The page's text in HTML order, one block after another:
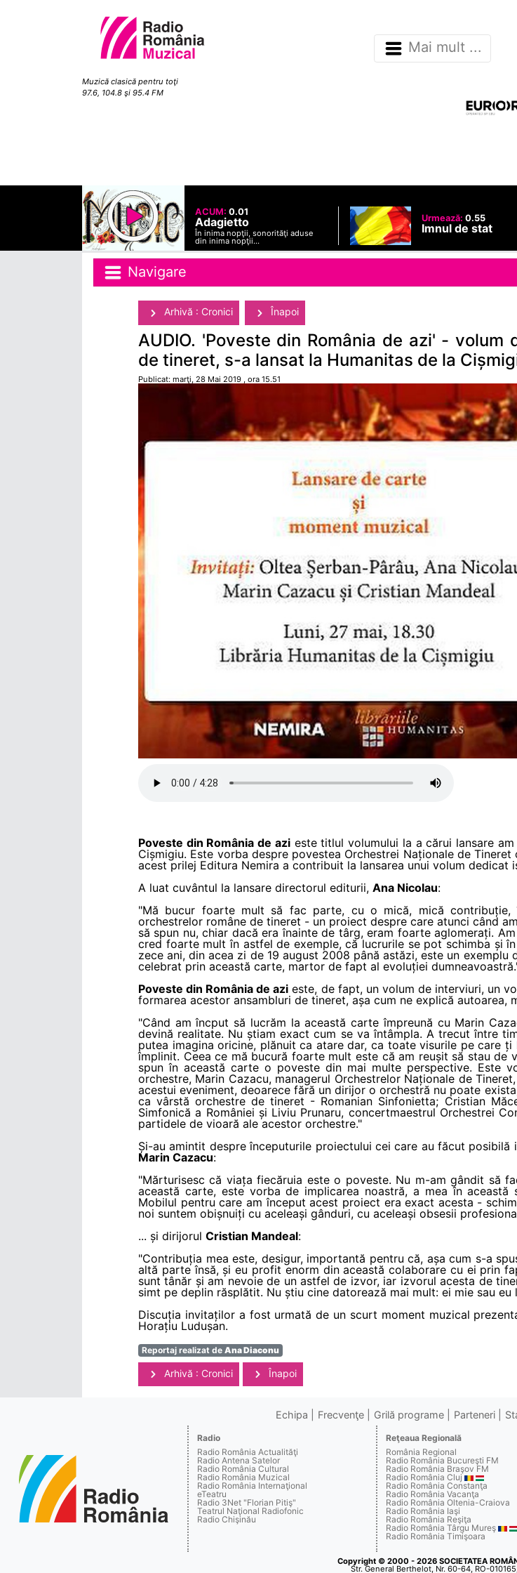
Muzică clasică pentru toţi
97.6, 104.8 şi 95.4 FM
Mai mult ...
ACUM: 0.01
Adagietto
În inima nopţii, sonorităţi aduse
din inima nopţii...
Urmează: 0.55
Imnul de stat
Navigare
Arhivă : Cronici Înapoi
AUDIO. 'Poveste din România de azi' - volum
de tineret, s-a lansat la Humanitas de la
Publicat: marţi, 28 Mai 2019 , ora 15.51
Poveste din România de azieste titlul volumului la a cărui lansare
Cișmigiu. Este vorba despre povestea Orchestrei Naționale de
acest prilej Editura Nemira a contribuit la lansarea unui volum dedicat
A luat cuvântul la lansare directorul editurii, Ana Nicolau:
"Mă bucur foarte mult să fac parte, cu o mică, mică
orchestrelor române de tineret - un proiect despre care atunci când
să spun nu, chiar dacă era înainte de târg, eram foarte aglomerați.
cred foarte mult în astfel de exemple, că lucrurile se pot schimba și
zece ani, din acea zi de 19 august 2008 până astăzi, este un
celebrat prin această carte, martor de fapt al evoluției
Poveste din România de azi este, de fapt, un volum de interviuri, un
formarea acestor ansambluri de tineret, așa cum ne explică autoarea,
"Când am încput să lucrăm la această carte împreună cu Marin
devină realitate. Nu știam exact cum se va întâmpla. A trecut între
putea imagina oricine, plănuit ca atare dar, ca toate visurile pe care
împlinit. Ceea ce mă bucură foarte mult este că am reușit să stau de
spun în această carte o poveste din mai multe perspective. Este
orchestre, Marin Cazacu, managerul Orchestrelor Naționale de
acestui eveniment, deoarece fără un dirijor o orchestră nu poate
ca vârstă orchestre de tineret - Romanian Sinfonietta; Cristian
Simfonică a României și Liviu Prunaru, concertmaestrul Orchestrei
partidele de vioară ale acestor orchestre."
Și-au amintit despre începuturile proiectului cei care au făcut
Marin Cazacu:
"Mărturisesc că viața fiecăruia este o poveste. Nu m-am gândit să
această carte, este vorba de implicarea noastră, a mea în
Mobilul pentru care am început acest proiect era exact acesta -
noi suntem obișnuiți cu aceleași gânduri, cu aceleași obsesii
... și dirijorul Cristian Mandeal:
"Contribuția mea este, desigur, importantă pentru că, așa cum s-a
altă parte însă, și eu profit enorm din această colaborare cu ei prin
sunt tânăr și am nevoie de un astfel de izvor, iar izvorul acesta de
simt pe deplin răsplătit. Nu știu cine datorează mai mult: ei mie sau eu
Discuția invitaților a fost urmată de un scurt moment muzical
Horațiu Ludușan.
Reportaj realizat de Ana Diaconu
Arhivă : Cronici Înapoi
Echipa Frecvenţe Grilă programe Parteneri
Radio
Radio România Actualităţi
Radio Antena Satelor
Radio România Cultural
Radio România Muzical
Radio România Internaţional
eTeatru
Radio 3Net "Florian Pitiş"
Teatrul Naţional Radiofonic
Radio Chişinău
Reţeaua Regională
România Regional
Radio România Bucureşti FM
Radio România Braşov FM
Radio România Cluj
Radio România Constanţa
Radio România Vacanţa
Radio România Oltenia-Craiova
Radio România Iaşi
Radio România Reşiţa
Radio România Târgu Mureş
Radio România Timişoara
Copyright © 2000 - 2026 SOCIETATEA
Str. General Berthelot, Nr. 60-64, RO-